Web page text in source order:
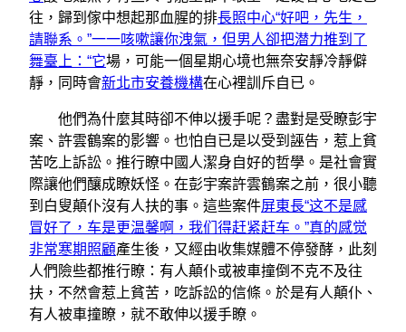
往，歸到傢中想起那血腥的排長照中心“好吧，先生，
請聯系。”一一咳嗽讓你洩氣，但男人卻把潜力推到了
舞臺上：“它場，可能一個星期心境也無奈安靜冷靜僻
靜，同時會新北市安養機構在心裡訓斥自已。
他們為什麼其時卻不伸以援手呢？盡對是受瞭彭宇
案、許雲鶴案的影響。也怕自已是以受到誣告，惹上貧
苦吃上訴訟。推行瞭中國人潔身自好的哲學。是社會實
際讓他們釀成瞭妖怪。在彭宇案許雲鶴案之前，很小聽
到白叟顛仆沒有人扶的事。這些案件屏東長“这不是感
冒好了，车是更温馨啊，我们得赶紧赶车。”真的感觉
非常寒期照顧產生後，又經由收集媒體不停發酵，此刻
人們險些都推行瞭：有人顛仆或被車撞倒不克不及往
扶，不然會惹上貧苦，吃訴訟的信條。於是有人顛仆、
有人被車撞瞭，就不敢伸以援手瞭。